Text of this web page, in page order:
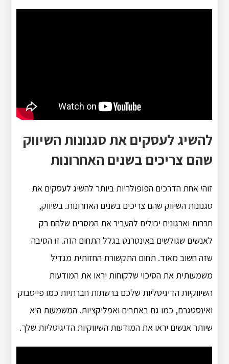
להשיג לעסקים את סגנונות השיווק
שהם צריכים בשנים האחרונות
זוהי אחת הדרכים הפופולריות ביותר להשיג לעסקים את
סגנונות השיווק שהם צריכים בשנים האחרונות. בשיווק,
חברות וארגונים יכולים להעביר את המסרים שלהם רק
לאנשים שגולשים באינטרנט בגלל התחום הזה. זו הסיבה
שזה חשוב מאוד. תחום התקשורת החזותית מגדיל
משמעותית את הסיכוי שלקוחות יראו את המודעות
השיווקיות הדיגיטליות שלכם ברשתות חברתיות כמו פייסבוק
ואינסטגרם, כמו גם באתרים ואפליקציות. המשמעות היא
שיותר אנשים יראו את המודעות השיווקיות הדיגיטליות שלך.